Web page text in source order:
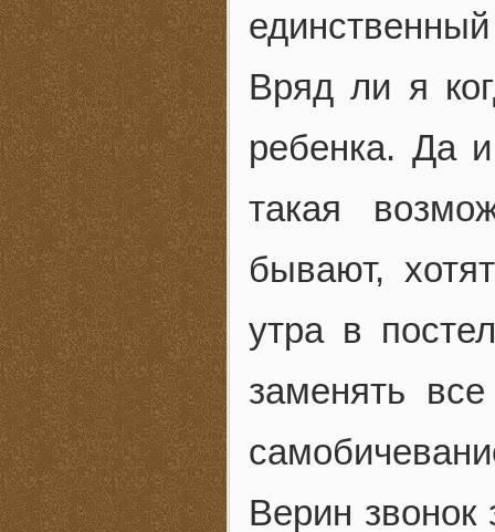
Вряд ли я
ребенка. Да
такая
бывают,
утра в
заменять
Верин